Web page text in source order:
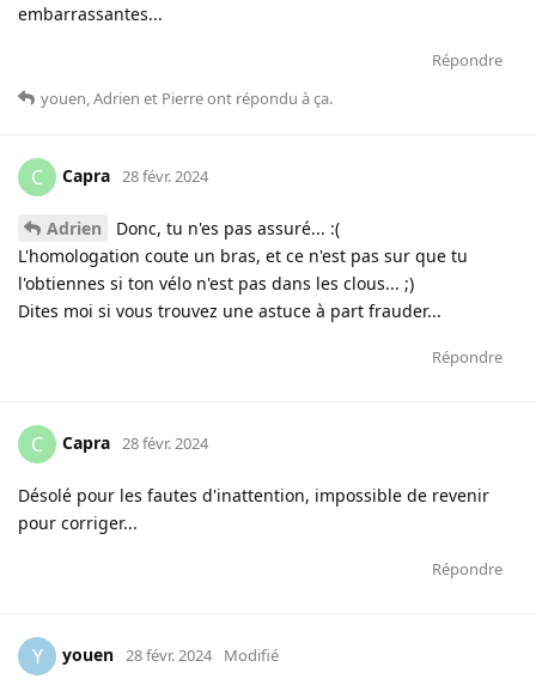
embarrassantes...
Répondre
youen,Adrien et Pierreont répondu à ça.
C Capra 28 févr. 2024
Adrien
Donc, tu n'es pas assuré... :(
L'homologation coute un bras, et ce n'est pas sur que tu
l'obtiennes si ton vélo n'est pas dans les clous... ;)
Dites moi si vous trouvez une astuce à part frauder...
Répondre
C Capra 28 févr. 2024
Désolé pour les fautes d'inattention, impossible de revenir
pour corriger...
Répondre
Y youen 28 févr. 2024 Modifié